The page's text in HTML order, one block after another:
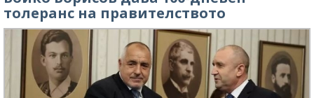
толеранс на правителството